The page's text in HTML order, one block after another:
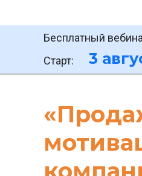
Бесплатный
Старт:
3